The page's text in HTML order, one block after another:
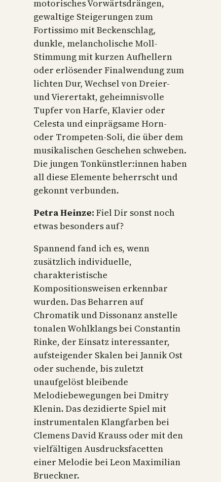
motorisches Vorwärtsdrängen,
gewaltige Steigerungen zum
Fortissimo mit Beckenschlag,
dunkle, melancholische Moll-
Stimmung mit kurzen Aufhellern
oder erlösender Finalwendung zum
lichten Dur, Wechsel von Dreier-
und Vierertakt, geheimnisvolle
Tupfer von Harfe, Klavier oder
Celesta und einprägsame Horn-
oder Trompeten-Soli, die über dem
musikalischen Geschehen schweben.
Die jungen Tonkünstler:innen haben
all diese Elemente beherrscht und
gekonnt verbunden.
Petra Heinze: Fiel Dir sonst noch
etwas besonders auf?
Spannend fand ich es, wenn
zusätzlich individuelle,
charakteristische
Kompositionsweisen erkennbar
wurden. Das Beharren auf
Chromatik und Dissonanz anstelle
tonalen Wohlklangs bei Constantin
Rinke, der Einsatz interessanter,
aufsteigender Skalen bei Jannik Ost
oder suchende, bis zuletzt
unaufgelöst bleibende
Melodiebewegungen bei Dmitry
Klenin. Das dezidierte Spiel mit
instrumentalen Klangfarben bei
Clemens David Krauss oder mit den
vielfältigen Ausdrucksfacetten
einer Melodie bei Leon Maximilian
Brueckner.